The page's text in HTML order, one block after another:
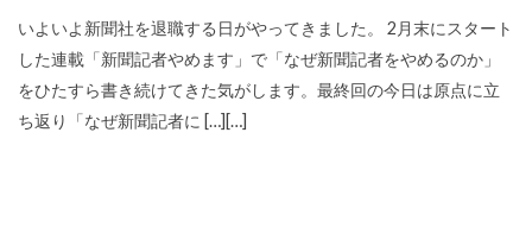
いよいよ新聞社を退職する日がやってきました。 2月末にスタート
した連載「新聞記者やめます」で「なぜ新聞記者をやめるのか」
をひたすら書き続けてきた気がします。最終回の今日は原点に立
ち返り「なぜ新聞記者に […][…]